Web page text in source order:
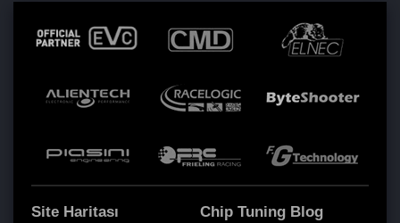
Site Haritası Chip Tuning Blog